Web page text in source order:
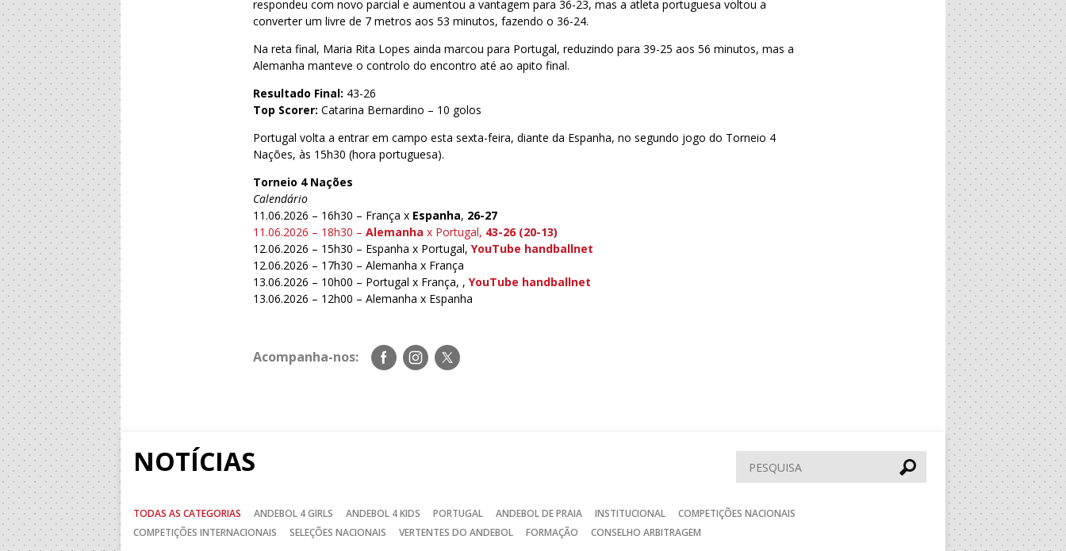
respondeu com novo parcial e aumentou a vantagem para 36-23, mas a atleta portuguesa voltou a
converter um livre de 7 metros aos 53 minutos, fazendo o 36-24.
Na reta final, Maria Rita Lopes ainda marcou para Portugal, reduzindo para 39-25 aos 56 minutos, mas a
Alemanha manteve o controlo do encontro até ao apito final.
Resultado Final: 43-26
Top Scorer: Catarina Bernardino – 10 golos
Portugal volta a entrar em campo esta sexta-feira, diante da Espanha, no segundo jogo do Torneio 4
Nações, às 15h30 (hora portuguesa).
Torneio 4 Nações
Calendário
11.06.2026 – 16h30 – França x Espanha, 26-27
11.06.2026 – 18h30 –Alemanha x Portugal, 43-26 (20-13)
12.06.2026 – 15h30 – Espanha x Portugal,YouTube handballnet
12.06.2026 – 17h30 – Alemanha x França
13.06.2026 – 10h00 – Portugal x França, ,YouTube handballnet
13.06.2026 – 12h00 – Alemanha x Espanha
Acompanha-nos:
Siga-
nos
Siga-
nos
Siga-
nos
NOTÍCIAS Pesquisar
TODAS AS CATEGORIAS ANDEBOL 4 GIRLS ANDEBOL 4 KIDS PORTUGAL ANDEBOL DE PRAIA INSTITUCIONAL
COMPETIÇÕES NACIONAIS
COMPETIÇÕES INTERNACIONAIS
SELEÇÕES NACIONAIS VERTENTES DO ANDEBOL FORMAÇÃO CONSELHO ARBITRAGEM